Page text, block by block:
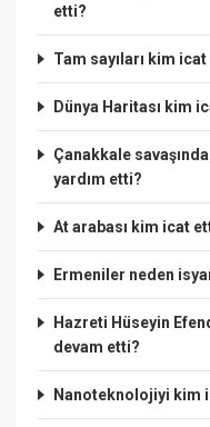
etti?
Tam sayıları kim
Dünya Haritası kim
Çanakkale
yardım etti?
At arabası kim icat
Ermeniler neden
Hazreti Hüseyin
devam etti?
Nanoteknolojiyi kim